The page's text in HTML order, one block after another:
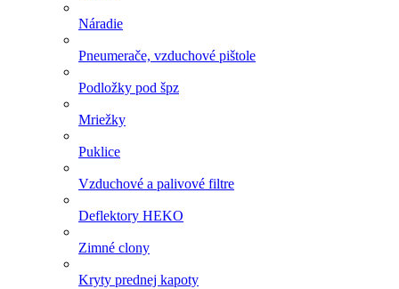
Náradie
Pneumerače, vzduchové pištole
Podložky pod špz
Mriežky
Puklice
Vzduchové a palivové filtre
Deflektory HEKO
Zimné clony
Kryty prednej kapoty